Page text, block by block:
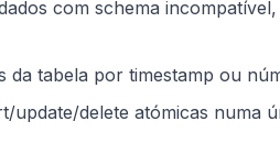
com schema
tabela por timestamp ou
update/delete atómicas numa